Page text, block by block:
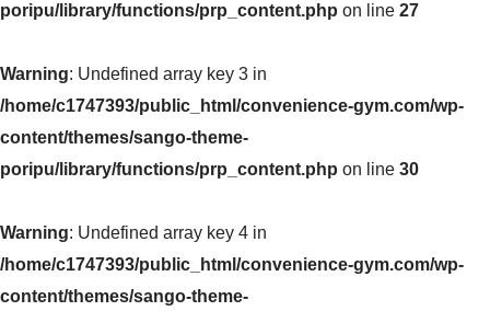
poripu/library/functions/prp_content.php on line 27
Warning: Undefined array key 3 in
/home/c1747393/public_html/convenience-gym.com/wp-
content/themes/sango-theme-
poripu/library/functions/prp_content.php on line 30
Warning: Undefined array key 4 in
/home/c1747393/public_html/convenience-gym.com/wp-
content/themes/sango-theme-